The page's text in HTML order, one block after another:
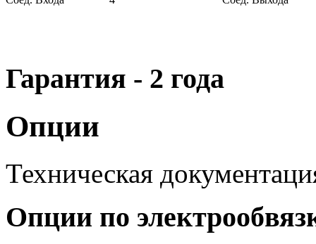
Гарантия - 2 года
Опции
Техническая
Опции по